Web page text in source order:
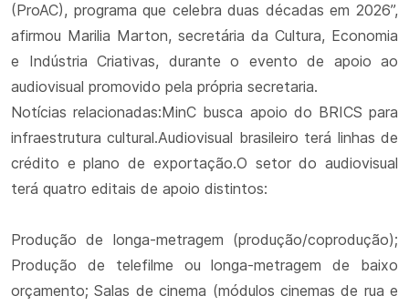
(ProAC), programa que celebra duas décadas em 2026”,
afirmou Marilia Marton, secretária da Cultura, Economia
e Indústria Criativas, durante o evento de apoio ao
audiovisual promovido pela própria secretaria.
Notícias relacionadas:MinC busca apoio do BRICS para
infraestrutura cultural.Audiovisual brasileiro terá linhas de
crédito e plano de exportação.O setor do audiovisual
terá quatro editais de apoio distintos:
Produção de longa-metragem (produção/coprodução);
Produção de telefilme ou longa-metragem de baixo
orçamento; Salas de cinema (módulos cinemas de rua e